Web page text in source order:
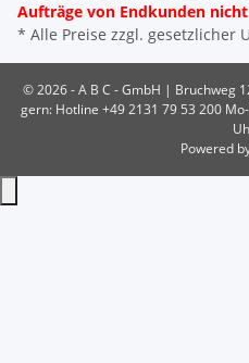
Aufträge von Endkunden
* Alle Preise zzgl. gesetzlicher
© 2026 - A B C - GmbH | Bruchweg
gern: Hotline +49 2131 79 53 200
Powered